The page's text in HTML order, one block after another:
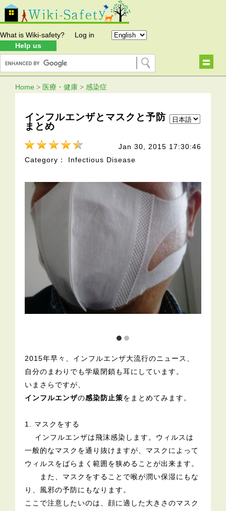
What is Wiki-safety?
Help us
Log in
Home > 医療・健康 > 感染症
インフルエンザとマスクと予防
まとめ
Jan 30, 2015 17:30:46
Category： Infectious Disease
2015年早々、インフルエンザ大流行のニュース、
自分のまわりでも学級閉鎖も耳にしています。
いまさらですが、
インフルエンザの感染防止策をまとめてみます。
1. マスクをする
インフルエンザは飛沫感染します。ウィルスは
一般的なマスクを通り抜けますが、マスクによって
ウィルスをばらまく範囲を狭めることが出来ます。
また、マスクをすることで喉が潤い保湿にもな
り、風邪の予防にもなります。
ここで注意したいのは、顔に適した大きさのマスク